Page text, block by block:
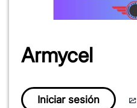
Armycel
Iniciar sesión